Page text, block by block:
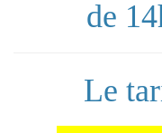
de
Le